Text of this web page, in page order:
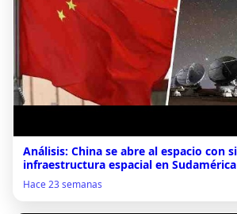
Análisis: China se abre al espacio con
infraestructura espacial en Sudamérica
Hace 23 semanas